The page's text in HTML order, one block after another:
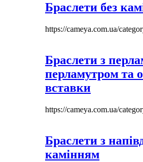
Браслети без
https://cameya.com.ua/
Браслети з
перламутром та
вставки
https://cameya.com.ua/
Браслети з
камінням